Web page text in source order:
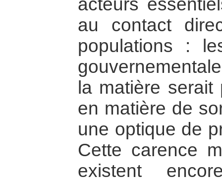
acteurs
au contact
populations :
la matière
en matière de
une optique de
Cette carence
existent